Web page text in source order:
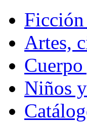
Artes,
Niños